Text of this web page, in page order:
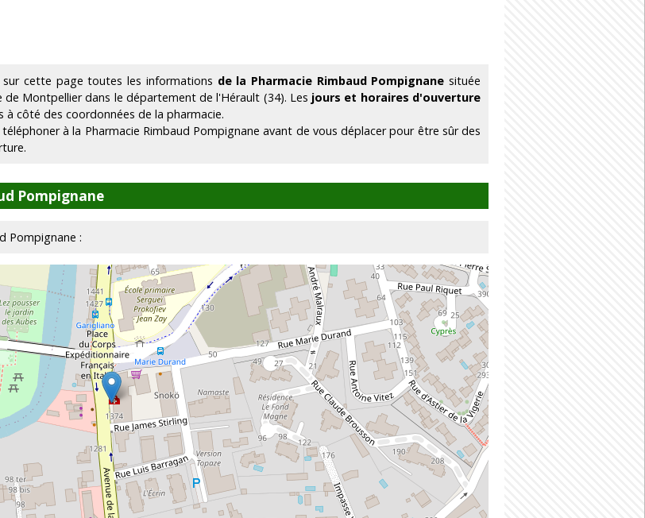
sur cette page toutes les informations de la Pharmacie Rimbaud Pompignane située
de Montpellier dans le département de l'Hérault (34). Les jours et horaires d'ouverture
à côté des coordonnées de la pharmacie.
à la Pharmacie Rimbaud Pompignane avant de vous déplacer pour être sûr des
Pompignane
Pompignane :